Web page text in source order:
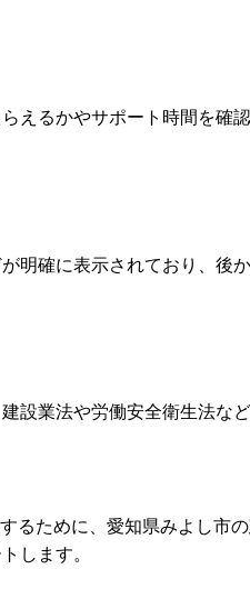
えるかやサポート時間を確
明確に表示されており、後
設業法や労働安全衛生法な
るために、 愛知県みよし市
します。